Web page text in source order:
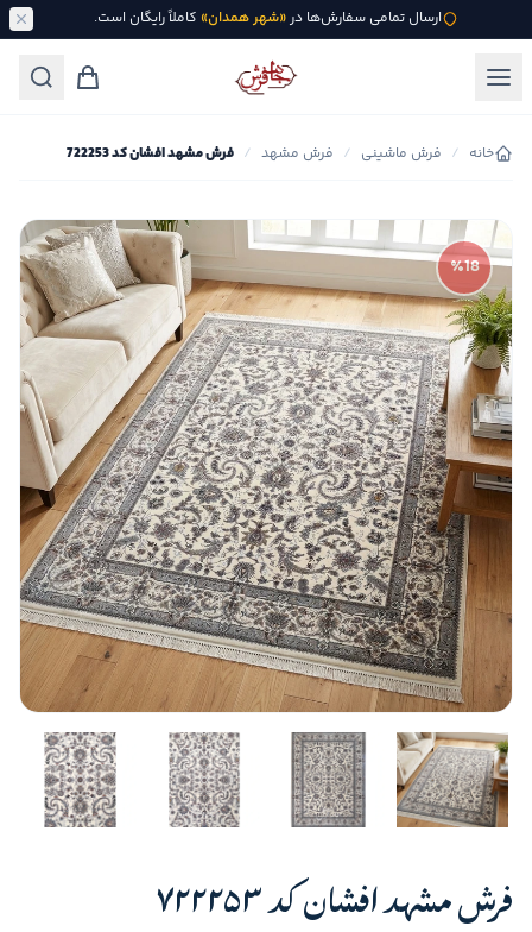
ارسال تمامی سفارش‌ها در«شهر همدان» کاملاً رایگان است.
خانه / فرش ماشینی / فرش مشهد / فرش مشهد افشان کد 722253
٪18
فرش مشهد افشان کد 722253